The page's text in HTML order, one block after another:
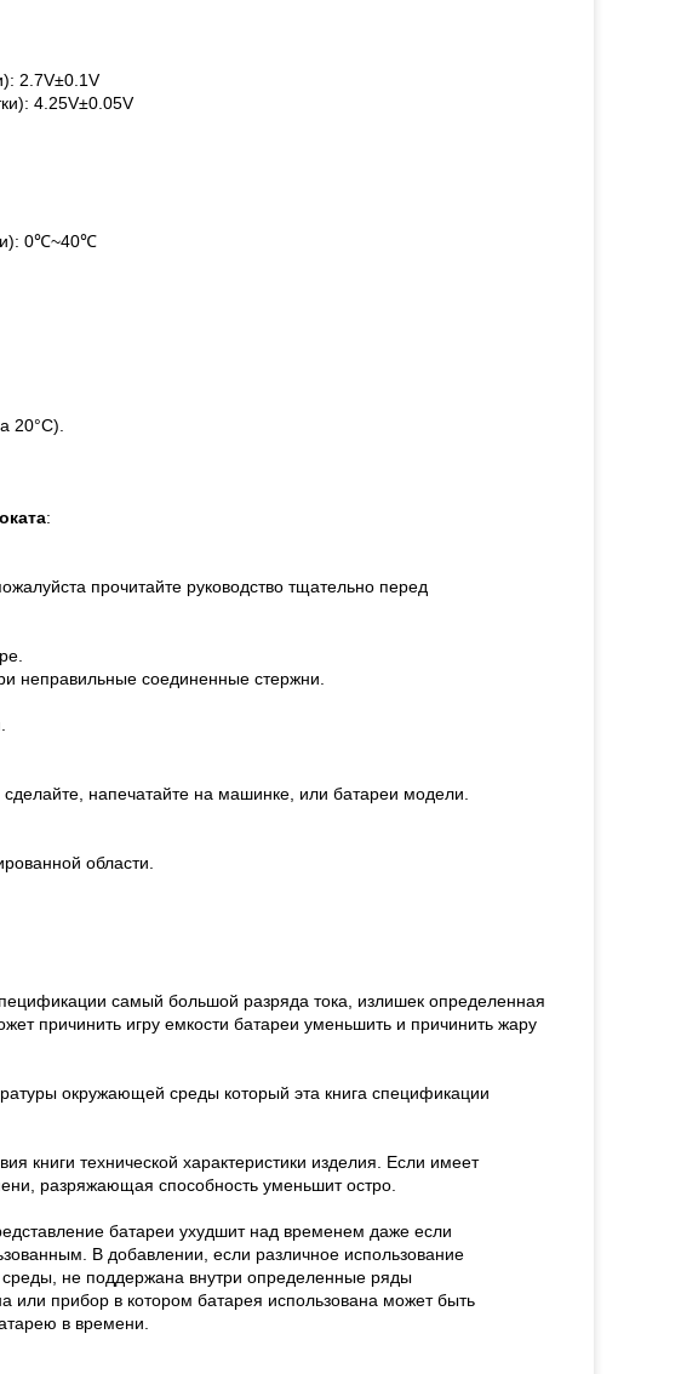
2.7V±0.1V
4.25V±0.05V
0℃~40℃
20°C).
:
прочитайте руководство тщательно перед
неправильные соединенные стержни.
напечатайте на машинке, или батареи модели.
области.
самый большой разряда тока, излишек определенная
причинить игру емкости батареи уменьшить и причинить жару
окружающей среды который эта книга спецификации
книги технической характеристики изделия. Если имеет
разряжающая способность уменьшит остро.
батареи ухудшит над временем даже если
В добавлении, если различное использование
среды, не поддержана внутри определенные ряды
или прибор в котором батарея использована может быть
в времени.